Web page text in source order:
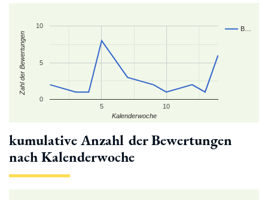
B…
5 10
0
5
10
Kalenderwoche
Zahl der Bewertungen
kumulative Anzahl der Bewertungen
nach Kalenderwoche